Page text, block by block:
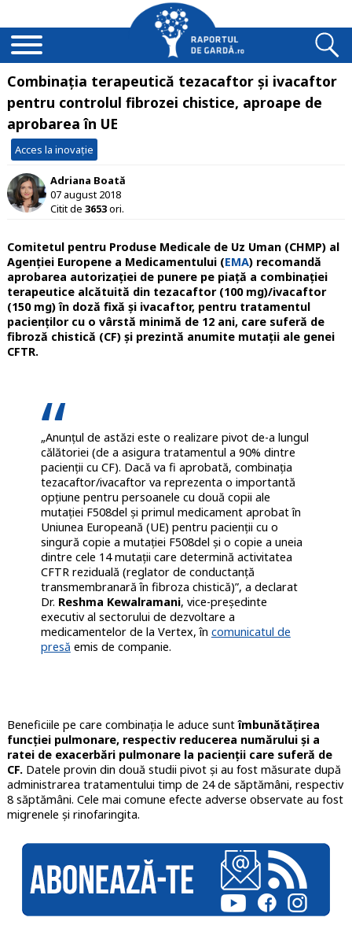
Combinația terapeutică tezacaftor și ivacaftor
pentru controlul fibrozei chistice, aproape de
aprobarea în UE
Acces la inovație
Adriana Boată
07 august 2018
Citit de 3653ori.
Comitetul pentru Produse Medicale de Uz Uman (CHMP) al
Agenției Europene a Medicamentului (EMA) recomandă
aprobarea autorizației de punere pe piață a combinației
terapeutice alcătuită din tezacaftor (100 mg)/ivacaftor
(150 mg) în doză fixă și ivacaftor, pentru tratamentul
pacienților cu o vârstă minimă de 12 ani, care suferă de
fibroză chistică (CF) și prezintă anumite mutații ale genei
CFTR.
„Anunțul de astăzi este o realizare pivot de-a lungul
călătoriei (de a asigura tratamentul a 90% dintre
pacienții cu CF). Dacă va fi aprobată, combinația
tezacaftor/ivacaftor va reprezenta o importantă
opțiune pentru persoanele cu două copii ale
mutației F508del și primul medicament aprobat în
Uniunea Europeană (UE) pentru pacienții cu o
singură copie a mutației F508del și o copie a uneia
dintre cele 14 mutații care determină activitatea
CFTR reziduală (reglator de conductanță
transmembranară în fibroza chistică)”, a declarat
Dr. Reshma Kewalramani, vice-președinte
executiv al sectorului de dezvoltare a
medicamentelor de la Vertex, în comunicatul de
presă emis de companie.
Beneficiile pe care combinația le aduce suntîmbunătățirea
funcției pulmonare, respectiv reducerea numărului și a
ratei de exacerbări pulmonare la pacienții care suferă de
CF.Datele provin din două studii pivot și au fost măsurate după
administrarea tratamentului timp de 24 de săptămâni, respectiv
8 săptămâni. Cele mai comune efecte adverse observate au fost
migrenele și rinofaringita.